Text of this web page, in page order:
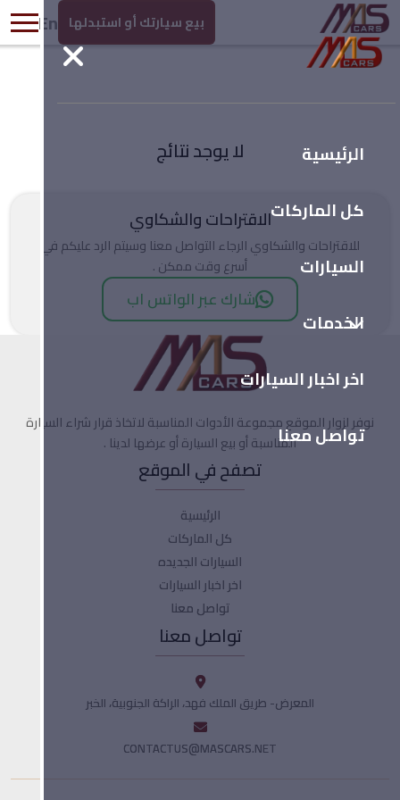
بيع سيارتك أو استبدلها En
الرئيسية
كل الماركات
السيارات
الخدمات
اخر اخبار السيارات
تواصل معنا
لا يوجد نتائج
الاقتراحات والشكاوي
للاقتراحات والشكاوي الرجاء التواصل معنا وسيتم الرد عليكم في
أسرع وقت ممكن .
شارك عبر الواتس اب
نوفر لزوار الموقع مجموعة الأدوات المناسبة لاتخاذ قرار شراء السيارة
المناسبة أو بيع السيارة أو عرضها لدينا .
تصفح في الموقع
الرئيسية
كل الماركات
السيارات الجديده
اخر اخبار السيارات
تواصل معنا
تواصل معنا
المعرض- طريق الملك فهد، الراكة الجنوبية، الخبر
CONTACTUS@MASCARS.NET